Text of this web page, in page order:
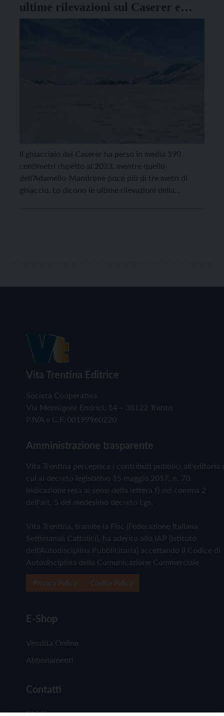
ultime rilevazioni sul Caserer e
sull’Adamello-Mandrone
Il ghiacciaio del Caserer ha perso in media 190
centimetri rispetto al 2023, mentre quello
dell’Adamello-Mandrone poco più di tre metri di
ghiaccio. Lo dicono le ultime rilevazioni della
Vita Trentina Editrice
Società Cooperativa
Via Monsignor Endrici, 14 – 38122 Trento
P.IVA e C.F. 00199960220
Amministrazione trasparente
Vita Trentina percepisce i contributi pubblici all'editoria
cui al decreto legislativo 15 maggio 2017, n. 70.
Indicazione resa ai sensi della lettera f) del comma 2
dell'art. 5 del medesimo decreto Lgs.
Vita Trentina, tramite la Fisc (Federazione Italiana
Settimanali Cattolici), ha aderito allo IAP (Istituto
dell'Autodisciplina Pubblicitaria) accettando il Codice di
Autodisciplina della Comunicazione Commerciale
E-Shop
Vendita Online
Abbonamenti
Contatti
Chi Siamo